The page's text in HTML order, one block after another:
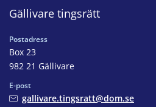
Gällivare tingsrätt
Postadress
Box 23
982 21 Gällivare
E-post
gallivare.tingsratt@dom.se